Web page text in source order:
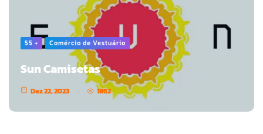
55 + Comércio de Vestuário
Sun Camisetas
Dez 22, 2023 1862